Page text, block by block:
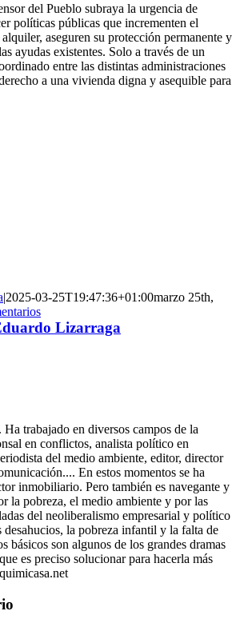
del Pueblo subraya la urgencia de
políticas públicas que incrementen el
aseguren su protección permanente y
ayudas existentes. Solo a través de un
entre las distintas administraciones
a una vivienda digna y asequible para
|2025-03-25T19:47:36+01:00marzo 25th,
Lizarraga
trabajado en diversos campos de la
en conflictos, analista político en
del medio ambiente, editor, director
En estos momentos se ha
inmobiliario. Pero también es navegante y
la pobreza, el medio ambiente y por las
del neoliberalismo empresarial y político
la pobreza infantil y la falta de
básicos son algunos de los grandes dramas
es preciso solucionar para hacerla más